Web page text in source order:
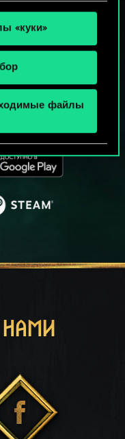
«куки»
файлы
В ГВИНТ?
ПК
НАМИ